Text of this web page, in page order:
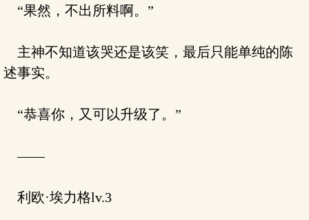
“果然，不出所料啊。”
主神不知道该哭还是该笑，最后只能单纯的陈
述事实。
“恭喜你，又可以升级了。”
——
利欧·埃力格lv.3